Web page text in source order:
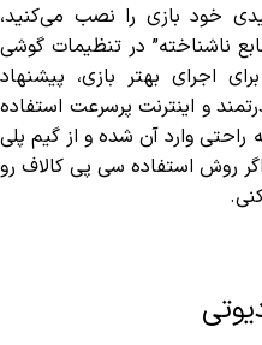
خود بازی را نصب می‌کنید،
ناشناخته” در تنظیمات گوشی
اجرای بهتر بازی، پیشنهاد
و اینترنت پرسرعت استفاده
وارد آن شده و از گیم پلی
روش استفاده سی پی کالاف رو